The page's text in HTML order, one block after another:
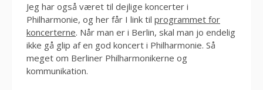
Jeg har også været til dejlige koncerter i
Philharmonie, og her får I link til programmet for
koncerterne. Når man er i Berlin, skal man jo endelig
ikke gå glip af en god koncert i Philharmonie. Så
meget om Berliner Philharmonikerne og
kommunikation.